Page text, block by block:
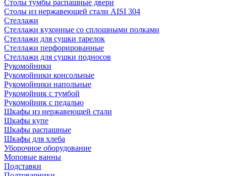
Столы тумбы распашные двери
Столы из нержавеющей стали AISI 304
Стеллажи
Стеллажи кухонные со сплошными полками
Стеллажи для сушки тарелок
Стеллажи перфорированные
Стеллажи для сушки подносов
Рукомойники
Рукомойники консольные
Рукомойники напольные
Рукомойник с тумбой
Рукомойник с педалью
Шкафы из нержавеющей стали
Шкафы купе
Шкафы распашные
Шкафы для хлеба
Уборочное оборудование
Моповые ванны
Подставки